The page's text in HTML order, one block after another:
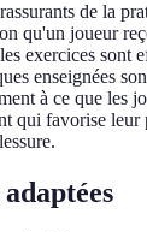
de la
qu'un joueur
exercices sont
enseignées
à ce que les
qui favorise leur